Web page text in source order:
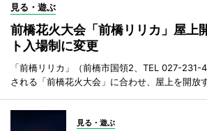
見る・遊ぶ
前橋花火大会「前橋リリカ」屋
ト入場制に変更
「前橋リリカ」（前橋市国領2、TEL 027-231-
される「前橋花火大会」に合わせ、屋上を開放す
見る・遊ぶ